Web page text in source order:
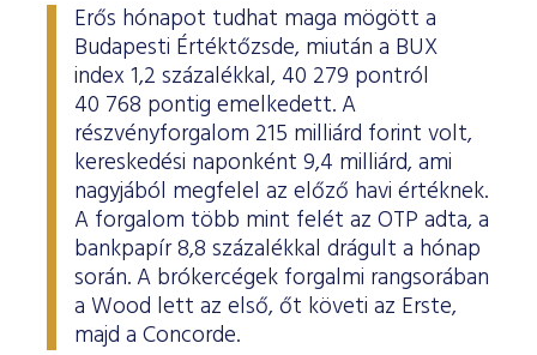
Erős hónapot tudhat maga mögött a
Budapesti Értéktőzsde, miután a BUX
index 1,2 százalékkal, 40 279 pontról
40 768 pontig emelkedett. A
részvényforgalom 215 milliárd forint volt,
kereskedési naponként 9,4 milliárd, ami
nagyjából megfelel az előző havi értéknek.
A forgalom több mint felét az OTP adta, a
bankpapír 8,8 százalékkal drágult a hónap
során. A brókercégek forgalmi rangsorában
a Wood lett az első, őt követi az Erste,
majd a Concorde.